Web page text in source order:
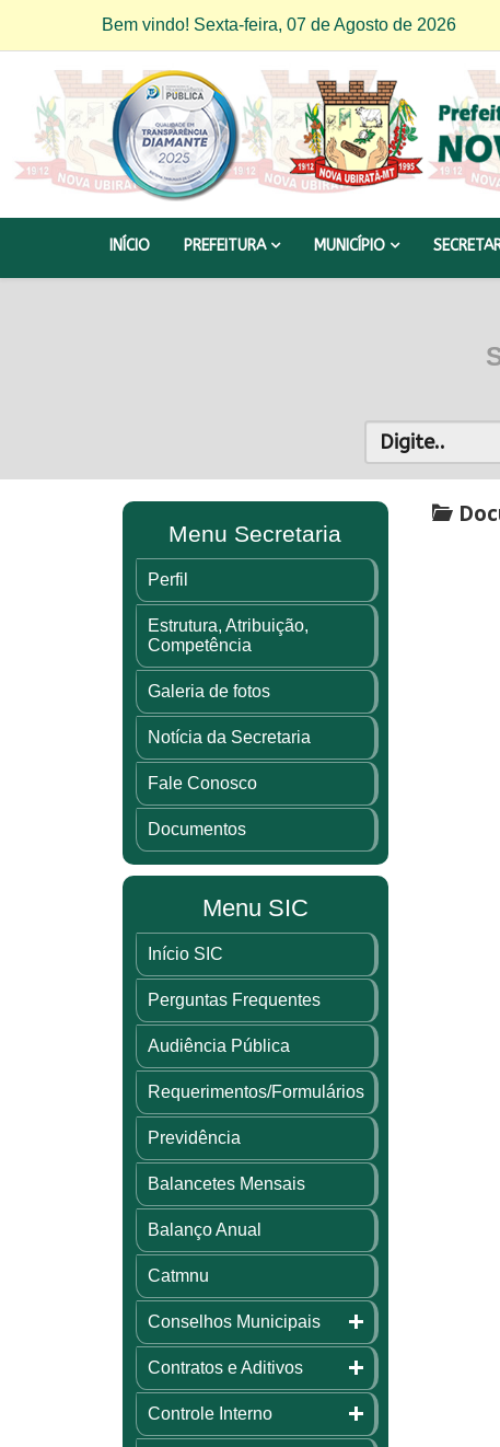
Bem vindo! Sexta-feira, 07 de Agosto de 2026
INÍCIO PREFEITURA MUNICÍPIO
Menu Secretaria
Perfil
Estrutura, Atribuição,
Competência
Galeria de fotos
Notícia da Secretaria
Fale Conosco
Documentos
Menu SIC
Início SIC
Perguntas Frequentes
Audiência Pública
Requerimentos/Formulários
Previdência
Balancetes Mensais
Balanço Anual
Catmnu
Conselhos Municipais
Contratos e Aditivos
Controle Interno